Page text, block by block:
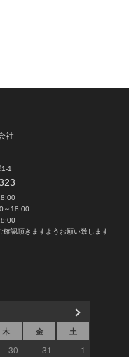
社
1-1
～18:00
認頂きますようお願い致します
木 金 土
30 31 1